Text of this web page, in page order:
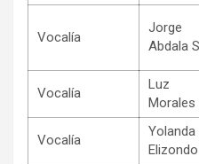
Vocalía
Jorge
Abdala
Vocalía
Luz
Morales
Vocalía
Yolanda